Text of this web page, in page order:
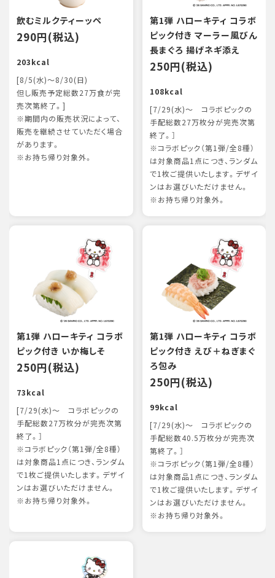
飲むミルクティーッペ
290円(税込)
203kcal
[8/5(水)～8/30(日)
但し販売予定総数27万食が完
売次第終了。]
※期間内の販売状況によって、
販売を継続させていただく場合
があります。
※お持ち帰り対象外。
第1弾 ハローキティ コラボ
ピック付き マーラー風びん
長まぐろ 揚げネギ添え
250円(税込)
108kcal
[7/29(水)～ コラボピックの
手配総数27万枚分が完売次第
終了。］
※コラボピック（第1弾/全8種）
は対象商品1点につき、ランダム
で1枚ご提供いたします。デザイ
ンはお選びいただけません。
※お持ち帰り対象外。
第1弾 ハローキティ コラボ
ピック付き いか梅しそ
250円(税込)
73kcal
[7/29(水)～ コラボピックの
手配総数27万枚分が完売次第
終了。］
※コラボピック（第1弾/全8種）
は対象商品1点につき、ランダム
で1枚ご提供いたします。デザイ
ンはお選びいただけません。
※お持ち帰り対象外。
第1弾 ハローキティ コラボ
ピック付き えび＋ねぎまぐ
ろ包み
250円(税込)
99kcal
[7/29(水)～ コラボピックの
手配総数40.5万枚分が完売次
第終了。］
※コラボピック（第1弾/全8種）
は対象商品1点につき、ランダム
で1枚ご提供いたします。デザイ
ンはお選びいただけません。
※お持ち帰り対象外。